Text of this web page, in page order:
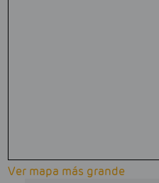
Ver mapa más grande